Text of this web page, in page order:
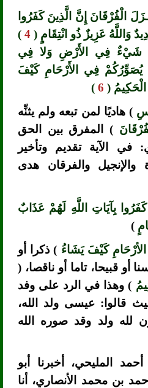
الْفُرْقَانَ إِنَّ الَّذِينَ كَفَرُوا
وَاللَّهُ عَزِيزٌ ذُو انْتِقَامٍ ( 4
)
شَيْءٌ فِي الأَرْضِ وَلا فِي
يُصَوِّرُكُمْ فِي الأَرْحَامِ كَيْفَ
الْحَكِيمُ (6
)
) هاديًا لمن تبعه ولم يثنِّه
) المفرق بين الحق
في الآية تقديم وتأخير
والإنجيل والفرقان هدى
بِآيَاتِ اللَّهِ لَهُمْ عَذَابٌ
)
كَيْفَ يَشَاءُ ) ذكرا أو
أو قبيحا، تاما أو ناقصا، (
) وهذا في الرد على وفد
قالوا: عيسى ولد الله،
لله ولد وقد صوره الله
المليحي، أخبرنا أبو
بن محمد الأنصاري، أنا